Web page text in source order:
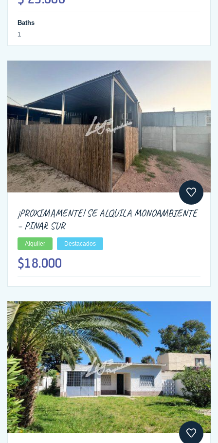
Baths
1
¡PROXIMAMENTE! SE ALQUILA MONOAMBIENTE
– PINAR SUR
Alquiler Destacados
$18.000